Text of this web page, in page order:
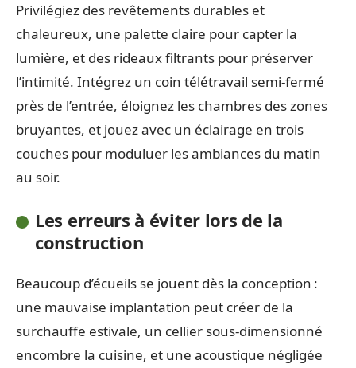
Privilégiez des revêtements durables et
chaleureux, une palette claire pour capter la
lumière, et des rideaux filtrants pour préserver
l’intimité. Intégrez un coin télétravail semi-fermé
près de l’entrée, éloignez les chambres des zones
bruyantes, et jouez avec un éclairage en trois
couches pour moduluer les ambiances du matin
au soir.
Les erreurs à éviter lors de la
construction
Beaucoup d’écueils se jouent dès la conception :
une mauvaise implantation peut créer de la
surchauffe estivale, un cellier sous-dimensionné
encombre la cuisine, et une acoustique négligée